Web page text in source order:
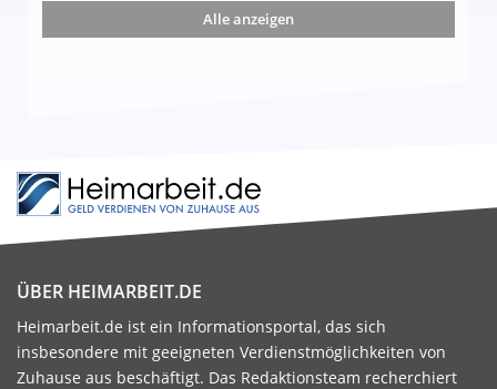
Alle anzeigen
ÜBER HEIMARBEIT.DE
Heimarbeit.de ist ein Informationsportal, das sich
insbesondere mit geeigneten Verdienstmöglichkeiten von
Zuhause aus beschäftigt. Das Redaktionsteam recherchiert